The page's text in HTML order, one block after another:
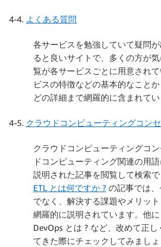
4-4. よくある質問
各サービスを勉強していて疑問
ると良いサイトで、多くの方が
覧が各サービスごとに用意され
ビスの特徴などの基本的なこと
どの詳細まで網羅的に含まれてい
4-5. クラウドコンピューティングコン
クラウドコンピューティングコ
ドコンピューティング関連の用
説明された記事を閲覧して検索
ETL とは何ですか ? の記事では
でなく、解決する課題やメリッ
網羅的に説明されています。他
DevOps とは ? など、改めて正
てきた際にチェックしてみましょ